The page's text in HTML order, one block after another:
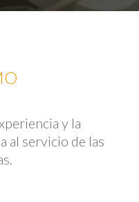
y la
al servicio de las